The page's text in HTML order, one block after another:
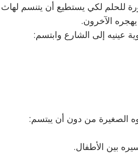
للحلم لكي يستطيع أن يتنسم لهاث
الآخرون.
عينيه إلى الشارع وابتسم:
الصغيرة من دون أن يبتسم:
بين الأطفال.